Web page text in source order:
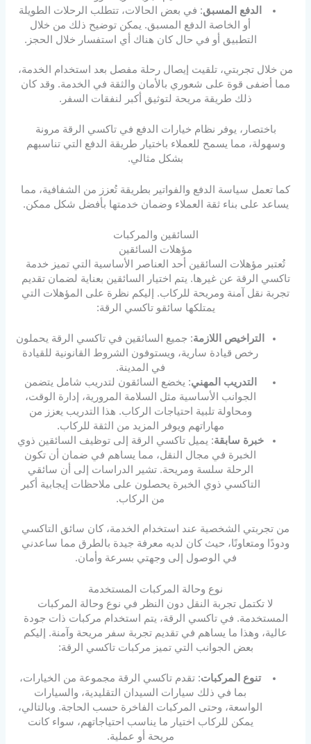
الدفع المسبق: في بعض الحالات، تتطلب الرحلات الطويلة
أو الخاصة الدفع المسبق. يمكن توضيح ذلك من خلال
التطبيق أو في حال كان هناك أي استفسار خلال الحجز.
من خلال تجربتي، تلقيت إيصال رحلة مفصل بعد استخدام الخدمة،
مما أضفى قوة على شعوري بالأمان والثقة في الخدمة. وقد كان
ذلك طريقة مريحة لتوثيق أكبر لنفقات السفر.
باختصار، يوفر نظام خيارات الدفع في تاكسي الرقة مرونة
وسهولة، مما يسمح للعملاء باختيار طريقة الدفع التي تناسبهم
بشكل مثالي.
كما تعمل سياسة الدفع والفواتير بطريقة تُعزز من الشفافية، مما
يساعد على بناء ثقة العملاء وضمان خدمتها بأفضل شكل ممكن.
السائقين والمركبات
مؤهلات السائقين
تُعتبر مؤهلات السائقين أحد العناصر الأساسية التي تميز خدمة
تاكسي الرقة عن غيرها. يتم اختيار السائقين بعناية لضمان تقديم
تجربة نقل آمنة ومريحة للركاب. إليكم نظرة على المؤهلات التي
يمتلكها سائقو تاكسي الرقة:
التراخيص اللازمة: جميع السائقين في تاكسي الرقة يحملون
رخص قيادة سارية، ويستوفون الشروط القانونية للقيادة
في المدينة.
التدريب المهني: يخضع السائقون لتدريب شامل يتضمن
الجوانب الأساسية مثل السلامة المرورية، إدارة الوقت،
ومحاولة تلبية احتياجات الركاب. هذا التدريب يعزز من
مهاراتهم ويوفر المزيد من الثقة للركاب.
خبرة سابقة: يميل تاكسي الرقة إلى توظيف السائقين ذوي
الخبرة في مجال النقل، مما يساهم في ضمان أن تكون
الرحلة سلسة ومريحة. تشير الدراسات إلى أن سائقي
التاكسي ذوي الخبرة يحصلون على ملاحظات إيجابية أكبر
من الركاب.
من تجربتي الشخصية عند استخدام الخدمة، كان سائق التاكسي
ودودًا ومتعاونًا، حيث كان لديه معرفة جيدة بالطرق مما ساعدني
في الوصول إلى وجهتي بسرعة وأمان.
نوع وحالة المركبات المستخدمة
لا تكتمل تجربة النقل دون النظر في نوع وحالة المركبات
المستخدمة. في تاكسي الرقة، يتم استخدام مركبات ذات جودة
عالية، وهذا ما يساهم في تقديم تجربة سفر مريحة وآمنة. إليكم
بعض الجوانب التي تميز مركبات تاكسي الرقة:
تنوع المركبات: تقدم تاكسي الرقة مجموعة من الخيارات،
بما في ذلك سيارات السيدان التقليدية، والسيارات
الواسعة، وحتى المركبات الفاخرة حسب الحاجة. وبالتالي،
يمكن للركاب اختيار ما يناسب احتياجاتهم، سواء كانت
مريحة أو عملية.